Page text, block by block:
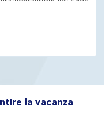
la vacanza